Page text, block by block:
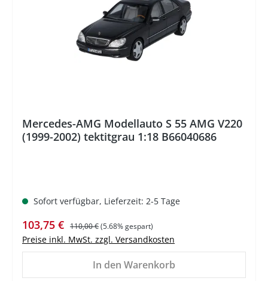
Mercedes-AMG Modellauto S 55 AMG V220
(1999-2002) tektitgrau 1:18 B66040686
Sofort verfügbar, Lieferzeit: 2-5 Tage
Verkaufspreis:
103,75 € Regulärer Preis:
110,00 €(5.68% gespart)
Preise inkl. MwSt. zzgl. Versandkosten
In den Warenkorb